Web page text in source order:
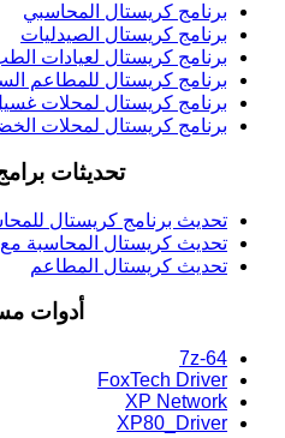
برنامج كريستال المحاسبي
برنامج كريستال الصيدليات
برنامج كريستال لعيادات
برنامج كريستال للمطاعم
برنامج كريستال لمحلات
برنامج كريستال لمحلات
تحديثات
تحديث برنامج كريستال
تحديث كريستال المحاسبة مع
تحديث كريستال المطاعم
أدوات
7z-64
FoxTech Driver
XP Network
XP80_Driver